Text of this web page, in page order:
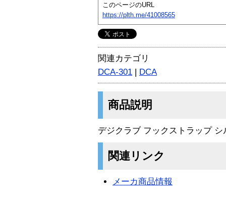
このページのURL
https://plth.me/41008565
関連カテゴリ
DCA-301 | DCA
商品説明
デジクラブ フックストラップ シ
関連リンク
メーカ商品情報